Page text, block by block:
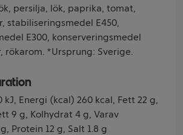
persilja, lök, paprika, tomat,
stabiliseringsmedel E450,
E300, konserveringsmedel
rökarom. *Ursprung: Sverige.
kJ, Energi (kcal) 260 kcal, Fett 22 g,
9 g, Kolhydrat 4 g, Varav
Protein 12 g, Salt 1.8 g